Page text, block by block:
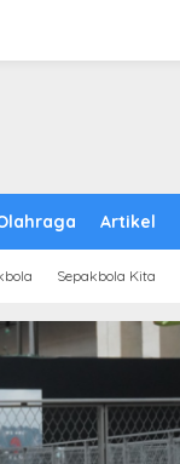
Artikel
Sepakbola Kita